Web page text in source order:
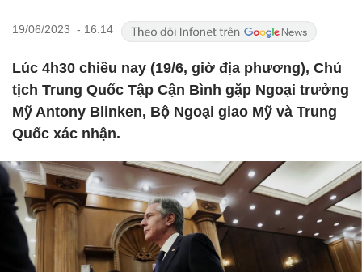
19/06/2023 - 16:14
Lúc 4h30 chiều nay (19/6, giờ địa phương), Chủ
tịch Trung Quốc Tập Cận Bình gặp Ngoại trưởng
Mỹ Antony Blinken, Bộ Ngoại giao Mỹ và Trung
Quốc xác nhận.